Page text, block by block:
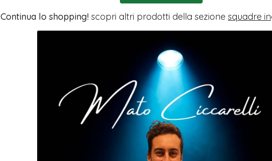
Continua lo shopping!scopri altri prodotti della sezione squadre